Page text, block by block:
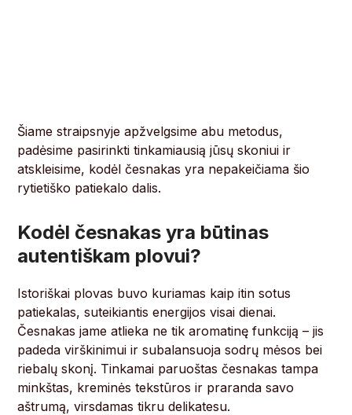
Šiame straipsnyje apžvelgsime abu metodus,
padėsime pasirinkti tinkamiausią jūsų skoniui ir
atskleisime, kodėl česnakas yra nepakeičiama šio
rytietiško patiekalo dalis.
Kodėl česnakas yra būtinas
autentiškam plovui?
Istoriškai plovas buvo kuriamas kaip itin sotus
patiekalas, suteikiantis energijos visai dienai.
Česnakas jame atlieka ne tik aromatinę funkciją – jis
padeda virškinimui ir subalansuoja sodrų mėsos bei
riebalų skonį. Tinkamai paruoštas česnakas tampa
minkštas, kreminės tekstūros ir praranda savo
aštrumą, virsdamas tikru delikatesu.